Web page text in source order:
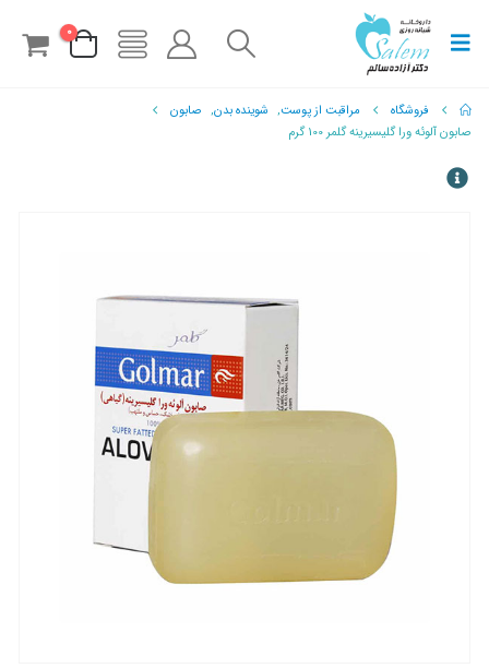
0
فروشگاه مراقبت از پوست, شوینده بدن, صابون
صابون آلوئه ورا گلیسیرینه گلمر 100 گرم